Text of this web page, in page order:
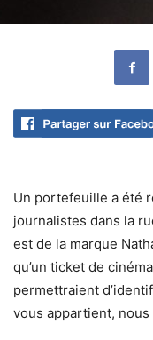
Un portefeuille a été
journalistes dans la
est de la marque
qu’un ticket de
permettraient
vous appartient,